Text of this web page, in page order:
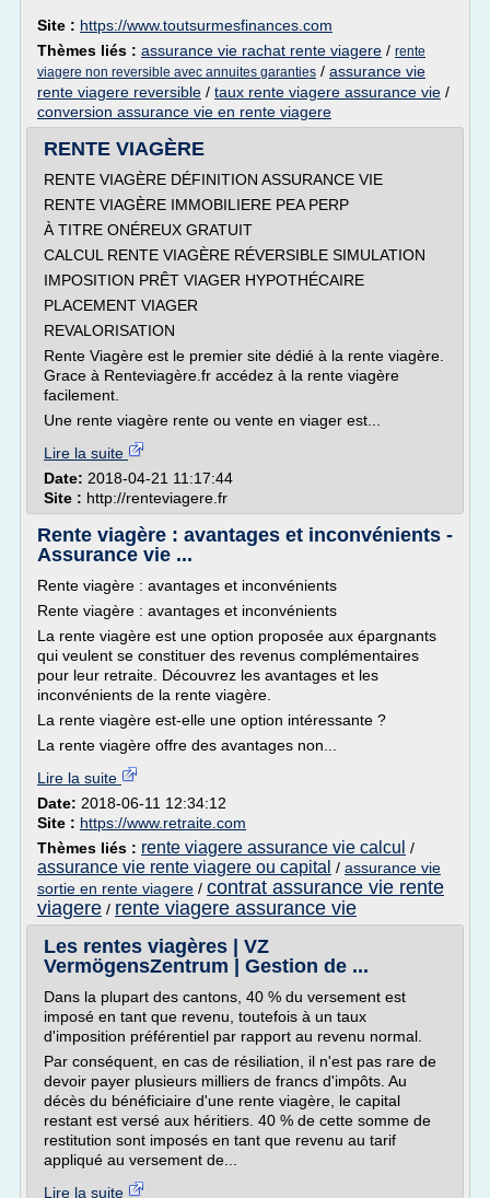
Site : https://www.toutsurmesfinances.com
Thèmes liés : assurance vie rachat rente viagere / rente
viagere non reversible avec annuites garanties / assurance vie
rente viagere reversible / taux rente viagere assurance vie /
conversion assurance vie en rente viagere
RENTE VIAGÈRE
RENTE VIAGÈRE DÉFINITION ASSURANCE VIE
RENTE VIAGÈRE IMMOBILIERE PEA PERP
À TITRE ONÉREUX GRATUIT
CALCUL RENTE VIAGÈRE RÉVERSIBLE SIMULATION
IMPOSITION PRÊT VIAGER HYPOTHÉCAIRE
PLACEMENT VIAGER
REVALORISATION
Rente Viagère est le premier site dédié à la rente viagère.
Grace à Renteviagère.fr accédez à la rente viagère
facilement.
Une rente viagère rente ou vente en viager est...
Lire la suite
Date: 2018-04-21 11:17:44
Site : http://renteviagere.fr
Rente viagère : avantages et inconvénients -
Assurance vie ...
Rente viagère : avantages et inconvénients
Rente viagère : avantages et inconvénients
La rente viagère est une option proposée aux épargnants
qui veulent se constituer des revenus complémentaires
pour leur retraite. Découvrez les avantages et les
inconvénients de la rente viagère.
La rente viagère est-elle une option intéressante ?
La rente viagère offre des avantages non...
Lire la suite
Date: 2018-06-11 12:34:12
Site : https://www.retraite.com
Thèmes liés : rente viagere assurance vie calcul /
assurance vie rente viagere ou capital / assurance vie
sortie en rente viagere / contrat assurance vie rente
viagere / rente viagere assurance vie
Les rentes viagères | VZ
VermögensZentrum | Gestion de ...
Dans la plupart des cantons, 40 % du versement est
imposé en tant que revenu, toutefois à un taux
d'imposition préférentiel par rapport au revenu normal.
Par conséquent, en cas de résiliation, il n'est pas rare de
devoir payer plusieurs milliers de francs d'impôts. Au
décès du bénéficiaire d'une rente viagère, le capital
restant est versé aux héritiers. 40 % de cette somme de
restitution sont imposés en tant que revenu au tarif
appliqué au versement de...
Lire la suite